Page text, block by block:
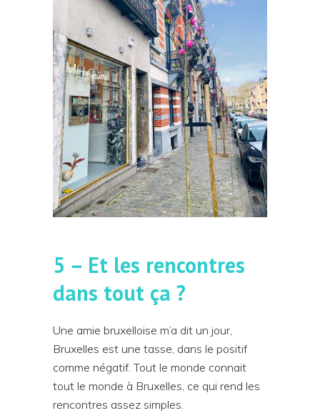
5 – Et les rencontres
dans tout ça ?
Une amie bruxelloise m’a dit un jour,
Bruxelles est une tasse, dans le positif
comme négatif. Tout le monde connait
tout le monde à Bruxelles, ce qui rend les
rencontres assez simples.